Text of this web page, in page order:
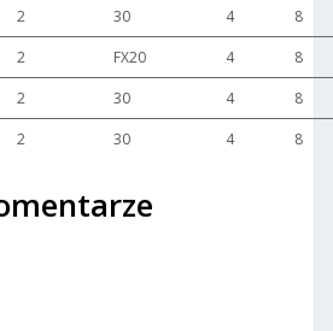
2 30 4
8
2 FX20 4
8
2 30 4
8
2 30 4 8